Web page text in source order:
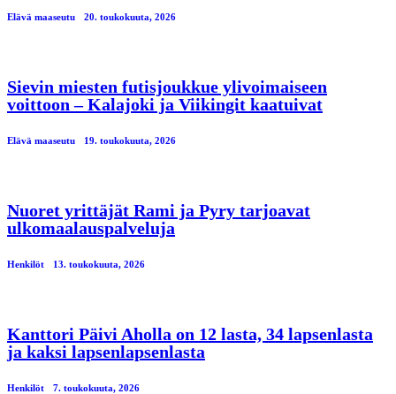
Elävä maaseutu 20. toukokuuta, 2026
Sievin miesten futisjoukkue ylivoimaiseen
voittoon – Kalajoki ja Viikingit kaatuivat
Elävä maaseutu 19. toukokuuta, 2026
Nuoret yrittäjät Rami ja Pyry tarjoavat
ulkomaalauspalveluja
Henkilöt 13. toukokuuta, 2026
Kanttori Päivi Aholla on 12 lasta, 34 lapsenlasta
ja kaksi lapsenlapsenlasta
Henkilöt 7. toukokuuta, 2026